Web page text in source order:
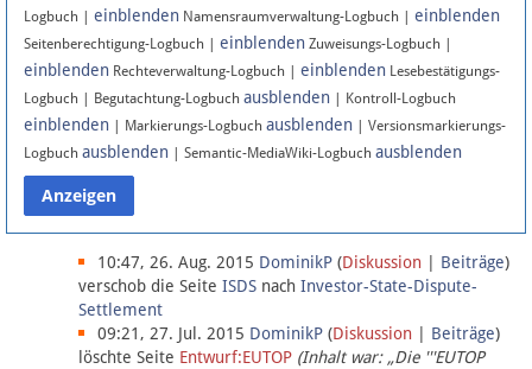
Instagram
Anmelden
Datenschutz
Über Lobbypedia
Impressum
Logbuch | einblenden Namensraumverwaltung-Logbuch | einblenden
Seitenberechtigung-Logbuch | einblenden Zuweisungs-Logbuch |
einblenden Rechteverwaltung-Logbuch | einblenden Lesebestätigungs-
Logbuch | Begutachtung-Logbuch ausblenden | Kontroll-Logbuch
einblenden | Markierungs-Logbuch ausblenden | Versionsmarkierungs-
Logbuch ausblenden | Semantic-MediaWiki-Logbuch ausblenden
10:47, 26. Aug. 2015 DominikP (Diskussion Beiträge)
verschob die Seite ISDS nach Investor-State-Dispute-
Settlement
09:21, 27. Jul. 2015 DominikP (Diskussion Beiträge)
löschte Seite Entwurf:EUTOP (Inhalt war: „Die '''EUTOP